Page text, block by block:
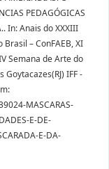
PEDAGÓGICAS
In: Anais do XXXIII
– ConFAEB, XI
Semana de Arte do
IFF -
MASCARAS-
E-DE-
E-DA-